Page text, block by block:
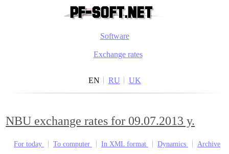
Software
Exchange rates
EN RU UK
NBU exchange rates for 09.07.2013 y.
For today To computer In XML format Dynamics Archive